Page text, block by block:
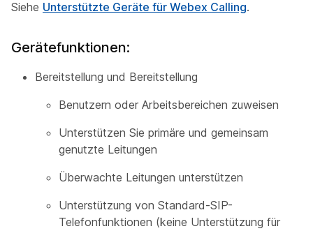
Siehe Unterstützte Geräte für Webex Calling.
Gerätefunktionen:
Bereitstellung und Bereitstellung
Benutzern oder Arbeitsbereichen zuweisen
Unterstützen Sie primäre und gemeinsam
genutzte Leitungen
Überwachte Leitungen unterstützen
Unterstützung von Standard-SIP-
Telefonfunktionen (keine Unterstützung für